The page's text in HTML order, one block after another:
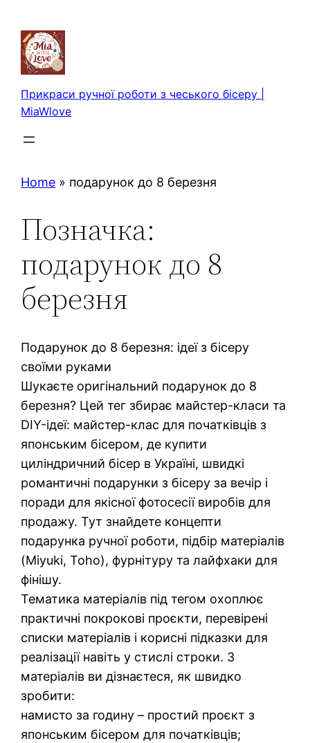
вмісту
Прикраси ручної роботи з чеського бісеру |
MiaWlove
Home » подарунок до 8 березня
Позначка:
подарунок до 8
березня
Подарунок до 8 березня: ідеї з бісеру
своїми руками
Шукаєте оригінальний подарунок до 8
березня? Цей тег збирає майстер-класи та
DIY-ідеї: майстер-клас для початківців з
японським бісером, де купити
циліндричний бісер в Україні, швидкі
романтичні подарунки з бісеру за вечір і
поради для якісної фотосесії виробів для
продажу. Тут знайдете концепти
подарунка ручної роботи, підбір матеріалів
(Miyuki, Toho), фурнітуру та лайфхаки для
фінішу.
Тематика матеріалів під тегом охоплює
практичні покрокові проєкти, перевірені
списки матеріалів і корисні підказки для
реалізації навіть у стислі строки. З
матеріалів ви дізнаєтеся, як швидко
зробити:
намисто за годину – простий проєкт з
японським бісером для початківців;